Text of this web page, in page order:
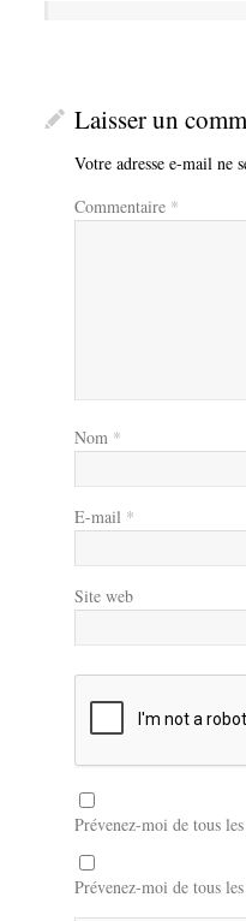
Laisser un
Votre adresse e-mail ne
Commentaire *
Nom *
E-mail *
Site web
Prévenez-moi de tous
Prévenez-moi de tous